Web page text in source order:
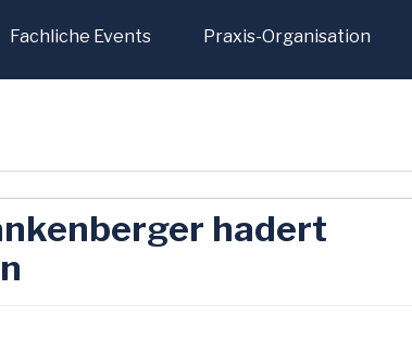
Fachliche Events Praxis-Organisation
hadert